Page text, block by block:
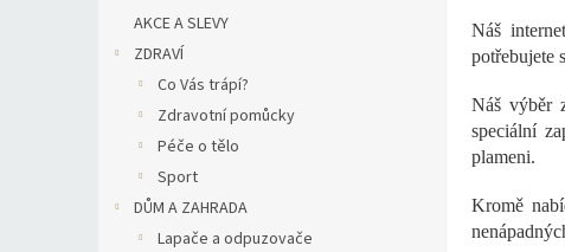
AKCE A SLEVY
ZDRAVÍ
Co Vás trápí?
Zdravotní pomůcky
Péče o tělo
Sport
DŮM A ZAHRADA
Lapače a odpuzovače
Náš
potřebujete
Náš výběr
speciální
plameni.
Kromě